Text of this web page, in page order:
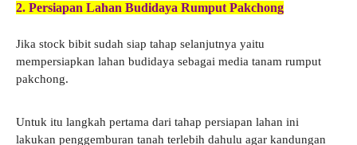
2. Persiapan Lahan Budidaya Rumput Pakchong
Jika stock bibit sudah siap tahap selanjutnya yaitu
mempersiapkan lahan budidaya sebagai media tanam rumput
pakchong.
Untuk itu langkah pertama dari tahap persiapan lahan ini
lakukan penggemburan tanah terlebih dahulu agar kandungan